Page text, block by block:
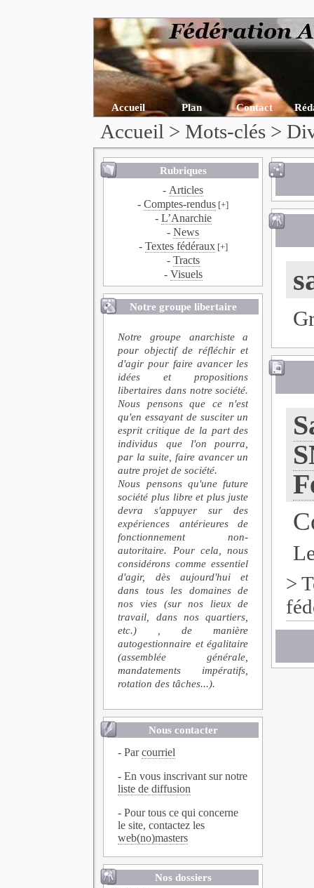
Accueil Plan Contact
Accueil > Mots-clés >
Rubriques
- Articles
-Comptes-rendus [+]
- L’Anarchie
-News
- Textes fédéraux[+]
- Tracts
- Visuels
Notre groupe libertaire
Notre groupe anarchiste a
pour objectif de réfléchir et
d'agir pour faire avancer les
idées et propositions
libertaires dans notre société.
Nous pensons que ce n'est
qu'en essayant de susciter un
esprit critique de la part des
individus que l'on pourra,
par la suite, faire avancer un
autre projet de société.
Nous pensons qu'une future
société plus libre et plus juste
devra s'appuyer sur des
expériences antérieures de
fonctionnement non-
autoritaire. Pour cela, nous
considérons comme essentiel
d'agir, dès aujourd'hui et
dans tous les domaines de
nos vies (sur nos lieux de
travail, dans nos quartiers,
etc.) , de manière
autogestionnaire et égalitaire
(assemblée générale,
mandatements impératifs,
rotation des tâches...).
Nous contacter
- Parcourriel
- En vous inscrivant sur notre
liste de diffusion
- Pour tous ce qui concerne
le site, contactez les
web(no)masters
Nos dossiers
>